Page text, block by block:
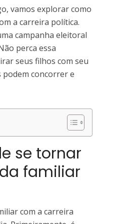
vamos explorar como
a carreira política.
campanha eleitoral
perca essa
seus filhos com seu
podem concorrer e
se tornar
familiar
com a carreira